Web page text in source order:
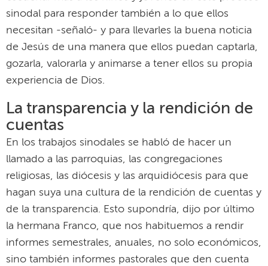
sinodal para responder también a lo que ellos
necesitan -señaló- y para llevarles la buena noticia
de Jesús de una manera que ellos puedan captarla,
gozarla, valorarla y animarse a tener ellos su propia
experiencia de Dios.
La transparencia y la rendición de
cuentas
En los trabajos sinodales se habló de hacer un
llamado a las parroquias, las congregaciones
religiosas, las diócesis y las arquidiócesis para que
hagan suya una cultura de la rendición de cuentas y
de la transparencia. Esto supondría, dijo por último
la hermana Franco, que nos habituemos a rendir
informes semestrales, anuales, no solo económicos,
sino también informes pastorales que den cuenta